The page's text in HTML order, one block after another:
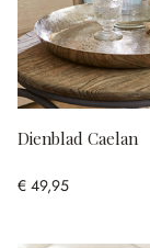
Dienblad Caelan
€ 49,95